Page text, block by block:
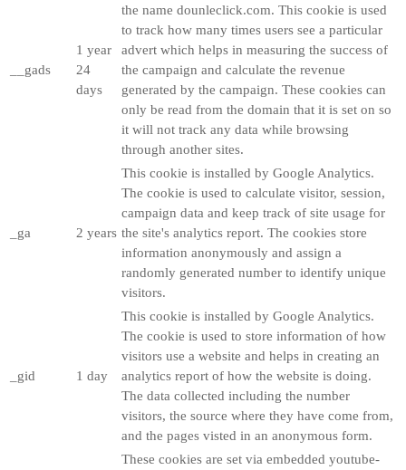
__gads
1 year
24
days
the name dounleclick.com. This cookie is used
to track how many times users see a particular
advert which helps in measuring the success of
the campaign and calculate the revenue
generated by the campaign. These cookies can
only be read from the domain that it is set on so
it will not track any data while browsing
through another sites.
_ga 2 years
This cookie is installed by Google Analytics.
The cookie is used to calculate visitor, session,
campaign data and keep track of site usage for
the site's analytics report. The cookies store
information anonymously and assign a
randomly generated number to identify unique
visitors.
_gid 1 day
This cookie is installed by Google Analytics.
The cookie is used to store information of how
visitors use a website and helps in creating an
analytics report of how the website is doing.
The data collected including the number
visitors, the source where they have come from,
and the pages visted in an anonymous form.
These cookies are set via embedded youtube-